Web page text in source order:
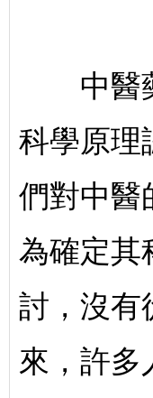
中醫藥
科學原理
們對中醫
為確定其
討，沒有
來，許多